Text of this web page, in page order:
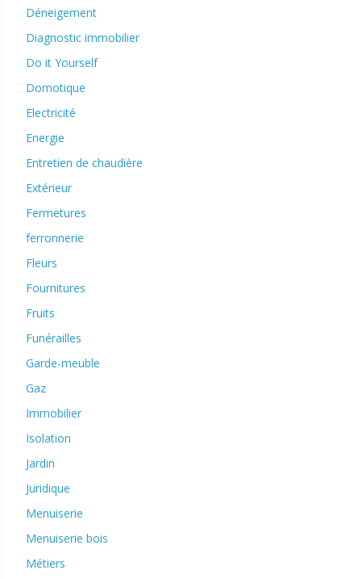
Déneigement
Diagnostic immobilier
Do it Yourself
Domotique
Electricité
Energie
Entretien de chaudière
Extérieur
Fermetures
ferronnerie
Fleurs
Fournitures
Fruits
Funérailles
Garde-meuble
Gaz
Immobilier
Isolation
Jardin
Juridique
Menuiserie
Menuiserie bois
Métiers